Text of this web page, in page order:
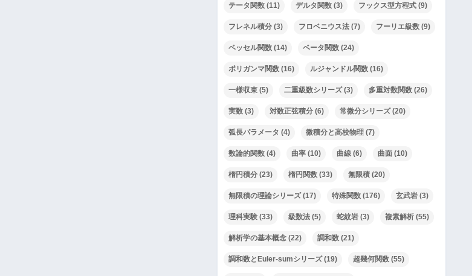
テータ関数 (11) デルタ関数 (3) フックス型方程式 (9)
フレネル積分 (3) フロベニウス法 (7) フーリエ級数 (9)
ベッセル関数 (14) ベータ関数 (24)
ポリガンマ関数 (16) ルジャンドル関数 (16)
一様収束 (5) 二重級数シリーズ(3) 多重対数関数 (26)
実数 (3) 対数正弦積分 (6) 常微分シリーズ(20)
弧長パラメータ (4) 微積分と高校物理 (7)
数論的関数 (4) 曲率 (10) 曲線 (6) 曲面 (10)
楕円積分 (23) 楕円関数 (33) 無限積 (20)
無限積の理論シリーズ(17) 特殊関数 (176) 玄武岩 (3)
理科実験 (33) 級数法 (5) 蛇紋岩 (3) 複素解析 (55)
解析学の基本概念 (22) 調和数 (21)
調和数とEuler-sumシリーズ(19) 超幾何関数 (55)